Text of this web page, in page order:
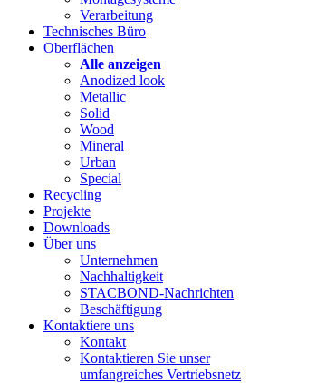
Verarbeitung
Technisches Büro
Oberflächen
Alle anzeigen
Anodized look
Metallic
Solid
Wood
Mineral
Urban
Special
Recycling
Projekte
Downloads
Über uns
Unternehmen
Nachhaltigkeit
STACBOND-Nachrichten
Beschäftigung
Kontaktiere uns
Kontakt
Kontaktieren Sie unser
umfangreiches Vertriebsnetz